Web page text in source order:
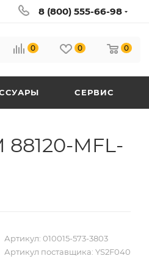
8 (800) 555-66-98
0 0 0
СЕРВИС
88120-MFL-
Артикул: 010015-573-3803
Артикул поставщика: YS2F040